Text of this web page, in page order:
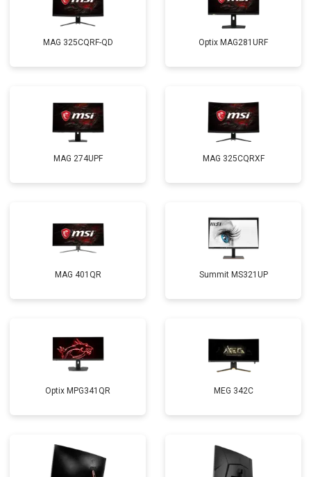
MAG 325CQRF-QD Optix MAG281URF
MAG 274UPF MAG 325CQRXF
MAG 401QR Summit MS321UP
Optix MPG341QR MEG 342C